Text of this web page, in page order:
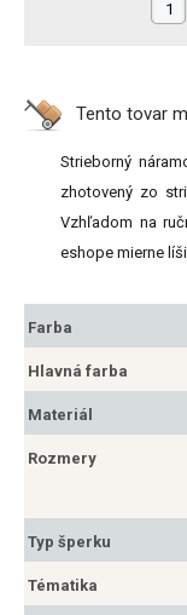
Tento tovar
Strieborný
zhotovený zo
Vzhľadom na
eshope mierne
Farba
Hlavná farba
Materiál
Rozmery
Typ šperku
Tématika